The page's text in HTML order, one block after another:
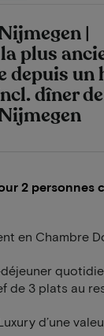
|
plus
depuis un
dîner
2 personnes
en Chambre
de 3 plats au
d’une